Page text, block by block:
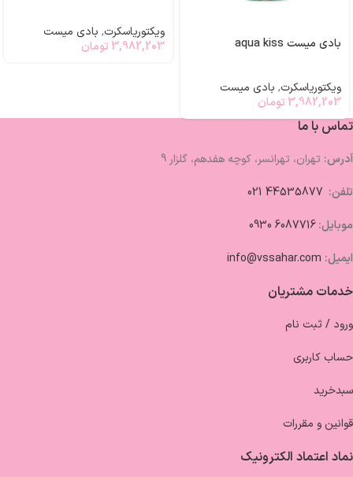
بادی میست aqua kiss
ویکتوریاسکرت, بادی میست
3,982,203 تومان
ویکتوریاسکرت, بادی میست
3,982,203 تومان
تماس با ما
آدرس: تهران، تهرانسر، کوچه هفدهم، گلزار 9
تلفن:
موبایل:6087716 0930
ایمیل: info@vssahar.com
خدمات مشتریان
ورود / ثبت نام
حساب کاربری
سبدخرید
قوانین و مقررات
نماد اعتماد الکترونیک